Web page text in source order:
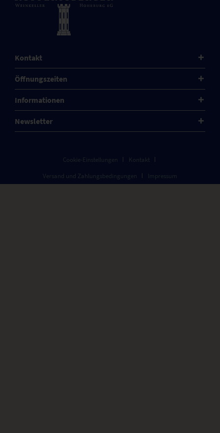
Kontakt
Öffnungszeiten
Informationen
Newsletter
Cookie-Einstellungen
Kontakt
Versand und Zahlungsbedingungen
Impressum